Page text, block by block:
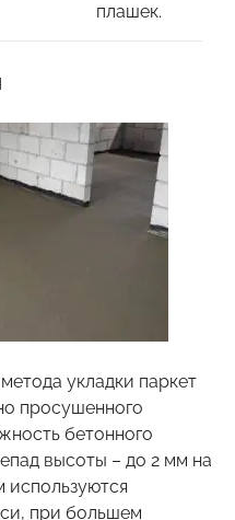
плашек.
укладки паркет
просушенного
бетонного
высоты – до 2 мм на
используются
при большем